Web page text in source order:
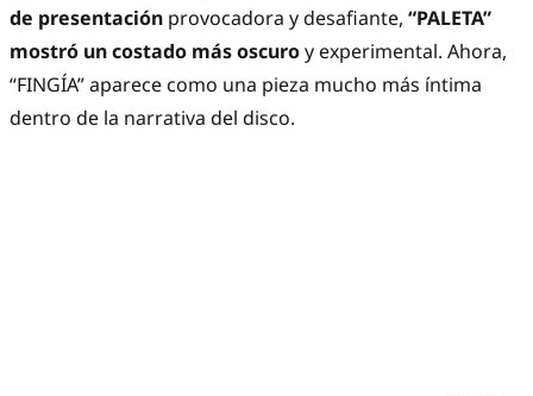
de presentación provocadora y desafiante, “PALETA”
mostró un costado más oscuroy experimental. Ahora,
“FINGÍA” aparece como una pieza mucho más íntima
dentro de la narrativa del disco.